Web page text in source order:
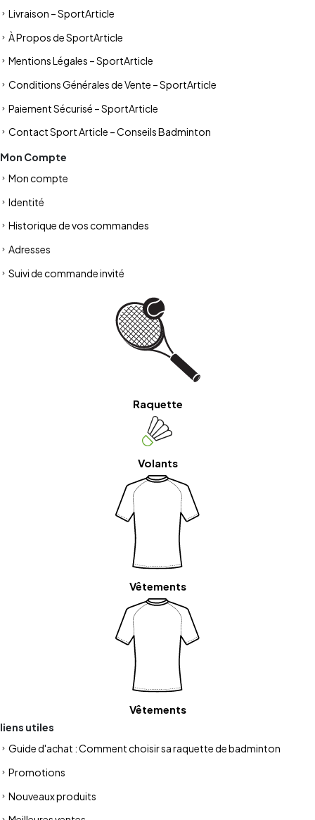
Livraison – SportArticle
À Propos de SportArticle
Mentions Légales – SportArticle
Conditions Générales de Vente – SportArticle
Paiement Sécurisé – SportArticle
Contact Sport Article – Conseils Badminton
Mon Compte
Mon compte
Identité
Historique de vos commandes
Adresses
Suivi de commande invité
Raquette
Volants
Vêtements
Vêtements
liens utiles
Guide d'achat : Comment choisir sa raquette de badminton
Promotions
Nouveaux produits